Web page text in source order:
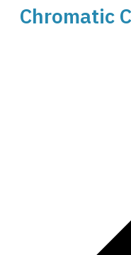
Chromatic